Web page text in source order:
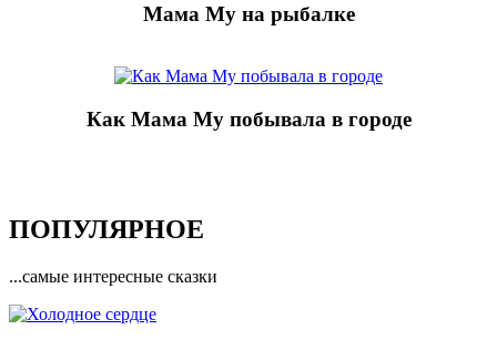
Мама Му на рыбалке
Как Мама Му побывала в городе
ПОПУЛЯРНОЕ
...самые интересные сказки